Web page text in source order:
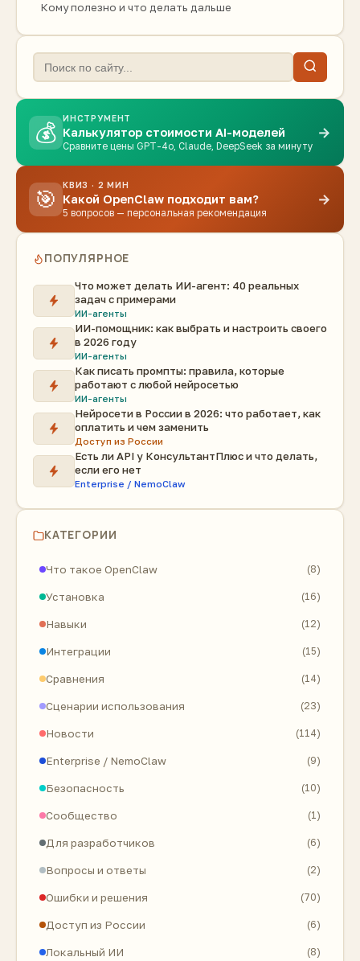
Кому полезно и что делать дальше
💰
ИНСТРУМЕНТ
Калькулятор стоимости AI-моделей
Сравните цены GPT-4o, Claude, DeepSeek за минуту
→
🎯
КВИЗ · 2 МИН
Какой OpenClaw подходит вам?
5 вопросов — персональная рекомендация
→
ПОПУЛЯРНОЕ
Что может делать ИИ-агент: 40 реальных
задач с примерами
ИИ-агенты
ИИ-помощник: как выбрать и настроить своего
в 2026 году
ИИ-агенты
Как писать промпты: правила, которые
работают с любой нейросетью
ИИ-агенты
Нейросети в России в 2026: что работает, как
оплатить и чем заменить
Доступ из России
Есть ли API у КонсультантПлюс и что делать,
если его нет
Enterprise / NemoClaw
КАТЕГОРИИ
Что такое OpenClaw (8)
Установка (16)
Навыки (12)
Интеграции (15)
Сравнения (14)
Сценарии использования (23)
Новости (114)
Enterprise / NemoClaw (9)
Безопасность (10)
Сообщество (1)
Для разработчиков (6)
Вопросы и ответы (2)
Ошибки и решения (70)
Доступ из России (6)
Локальный ИИ (8)